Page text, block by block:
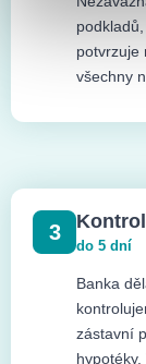
potvrzuje
všechny
3
do 5 dní
Banka
zástavní